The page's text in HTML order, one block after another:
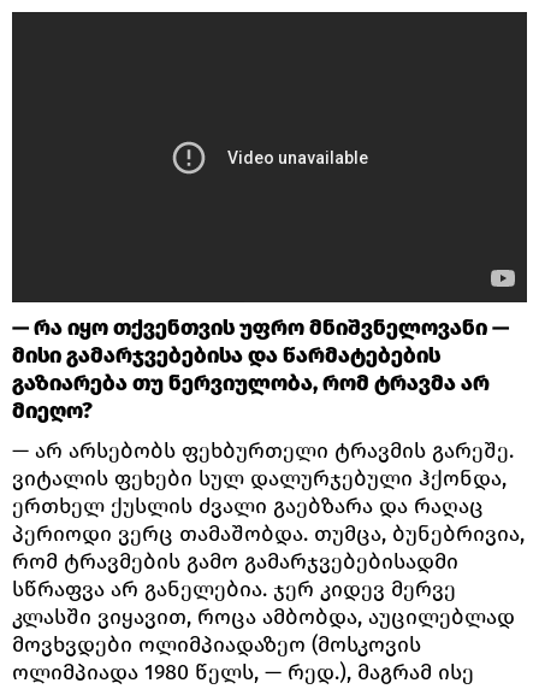
— რა იყო თქვენთვის უფრო მნიშვნელოვანი —
მისი გამარჯვებებისა და წარმატებების
გაზიარება თუ ნერვიულობა, რომ ტრავმა არ
მიეღო?
— არ არსებობს ფეხბურთელი ტრავმის გარეშე.
ვიტალის ფეხები სულ დალურჯებული ჰქონდა,
ერთხელ ქუსლის ძვალი გაებზარა და რაღაც
პერიოდი ვერც თამაშობდა. თუმცა, ბუნებრივია,
რომ ტრავმების გამო გამარჯვებებისადმი
სწრაფვა არ განელებია. ჯერ კიდევ მერვე
კლასში ვიყავით, როცა ამბობდა, აუცილებლად
მოვხვდები ოლიმპიადაზეო (მოსკოვის
ოლიმპიადა 1980 წელს, — რედ.), მაგრამ ისე